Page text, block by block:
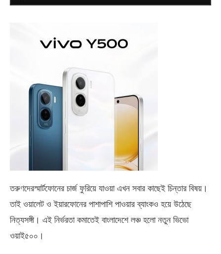
তরুণদেরস্মার্টফোনের চার্জ ফুরিয়ে যাওয়া এখন সবার কাছেই চিন্তার বিষয়।
তাই ওয়ালেট ও ইয়ারফোনের পাশাপাশি পাওয়ার ব্যাংকও হয়ে উঠেছে
নিত্যসঙ্গী। এই নির্ভরতা কমাতেই বাংলাদেশে লঞ্চ হলো নতুন ভিভো
ওয়াই৫০০ ।